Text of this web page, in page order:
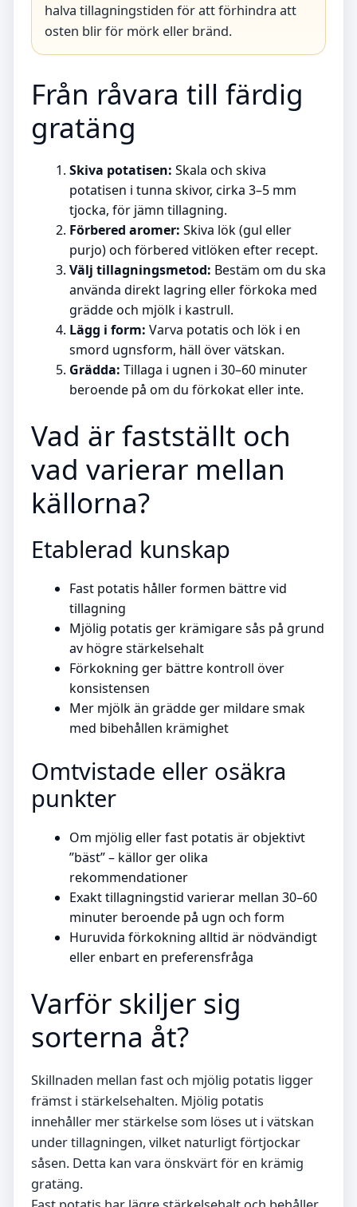
halva tillagningstiden för att förhindra att
osten blir för mörk eller bränd.
Från råvara till färdig
gratäng
Skiva potatisen: Skala och skiva
potatisen i tunna skivor, cirka 3–5 mm
tjocka, för jämn tillagning.
Förbered aromer: Skiva lök (gul eller
purjo) och förbered vitlöken efter recept.
Välj tillagningsmetod: Bestäm om du ska
använda direkt lagring eller förkoka med
grädde och mjölk i kastrull.
Lägg i form: Varva potatis och lök i en
smord ugnsform, häll över vätskan.
Grädda: Tillaga i ugnen i 30–60 minuter
beroende på om du förkokat eller inte.
Vad är fastställt och
vad varierar mellan
källorna?
Etablerad kunskap
Fast potatis håller formen bättre vid
tillagning
Mjölig potatis ger krämigare sås på grund
av högre stärkelsehalt
Förkokning ger bättre kontroll över
konsistensen
Mer mjölk än grädde ger mildare smak
med bibehållen krämighet
Omtvistade eller osäkra
punkter
Om mjölig eller fast potatis är objektivt
”bäst” – källor ger olika
rekommendationer
Exakt tillagningstid varierar mellan 30–60
minuter beroende på ugn och form
Huruvida förkokning alltid är nödvändigt
eller enbart en preferensfråga
Varför skiljer sig
sorterna åt?
Skillnaden mellan fast och mjölig potatis ligger
främst i stärkelsehalten. Mjölig potatis
innehåller mer stärkelse som löses ut i vätskan
under tillagningen, vilket naturligt förtjockar
såsen. Detta kan vara önskvärt för en krämig
gratäng.